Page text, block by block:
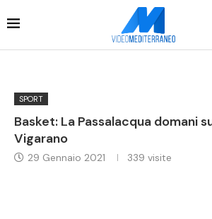
SPORT
Basket: La Passalacqua domani
Vigarano
29 Gennaio 2021 339 visite